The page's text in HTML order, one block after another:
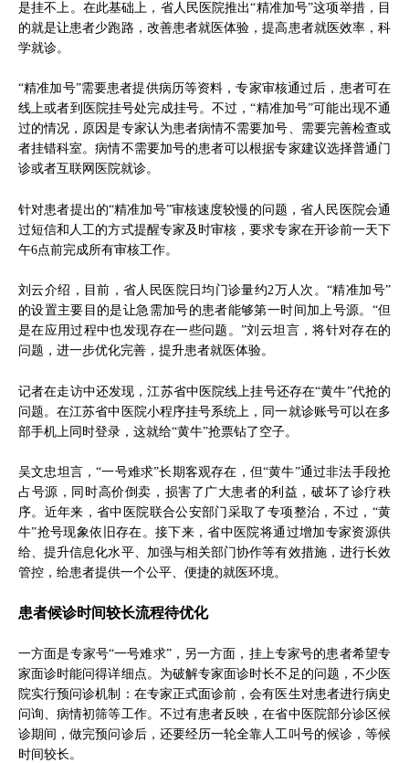
是挂不上。在此基础上，省人民医院推出“精准加号”这项举措，目
的就是让患者少跑路，改善患者就医体验，提高患者就医效率，科
学就诊。
“精准加号”需要患者提供病历等资料，专家审核通过后，患者可在
线上或者到医院挂号处完成挂号。不过，“精准加号”可能出现不通
过的情况，原因是专家认为患者病情不需要加号、需要完善检查或
者挂错科室。病情不需要加号的患者可以根据专家建议选择普通门
诊或者互联网医院就诊。
针对患者提出的“精准加号”审核速度较慢的问题，省人民医院会通
过短信和人工的方式提醒专家及时审核，要求专家在开诊前一天下
午6点前完成所有审核工作。
刘云介绍，目前，省人民医院日均门诊量约2万人次。“精准加号”
的设置主要目的是让急需加号的患者能够第一时间加上号源。“但
是在应用过程中也发现存在一些问题。”刘云坦言，将针对存在的
问题，进一步优化完善，提升患者就医体验。
记者在走访中还发现，江苏省中医院线上挂号还存在“黄牛”代抢的
问题。在江苏省中医院小程序挂号系统上，同一就诊账号可以在多
部手机上同时登录，这就给“黄牛”抢票钻了空子。
吴文忠坦言，“一号难求”长期客观存在，但“黄牛”通过非法手段抢
占号源，同时高价倒卖，损害了广大患者的利益，破坏了诊疗秩
序。近年来，省中医院联合公安部门采取了专项整治，不过，“黄
牛”抢号现象依旧存在。接下来，省中医院将通过增加专家资源供
给、提升信息化水平、加强与相关部门协作等有效措施，进行长效
管控，给患者提供一个公平、便捷的就医环境。
患者候诊时间较长流程待优化
一方面是专家号“一号难求”，另一方面，挂上专家号的患者希望专
家面诊时能问得详细点。为破解专家面诊时长不足的问题，不少医
院实行预问诊机制：在专家正式面诊前，会有医生对患者进行病史
问询、病情初筛等工作。不过有患者反映，在省中医院部分诊区候
诊期间，做完预问诊后，还要经历一轮全靠人工叫号的候诊，等候
时间较长。